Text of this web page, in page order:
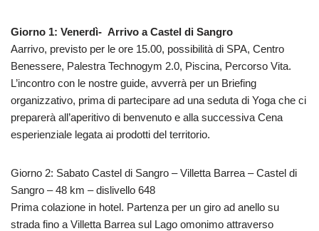
Giorno 1: Venerdì- Arrivo a Castel di Sangro
Aarrivo, previsto per le ore 15.00, possibilità di SPA, Centro
Benessere, Palestra Technogym 2.0, Piscina, Percorso Vita.
L’incontro con le nostre guide, avverrà per un Briefing
organizzativo, prima di partecipare ad una seduta di Yoga che ci
preparerà all’aperitivo di benvenuto e alla successiva Cena
esperienziale legata ai prodotti del territorio.
Giorno 2: Sabato Castel di Sangro – Villetta Barrea – Castel di
Sangro – 48 km – dislivello 648
Prima colazione in hotel. Partenza per un giro ad anello su
strada fino a Villetta Barrea sul Lago omonimo attraverso